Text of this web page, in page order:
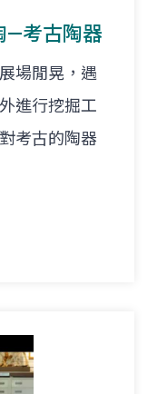
—考古陶器
場閒晃，遇
進行挖掘工
考古的陶器